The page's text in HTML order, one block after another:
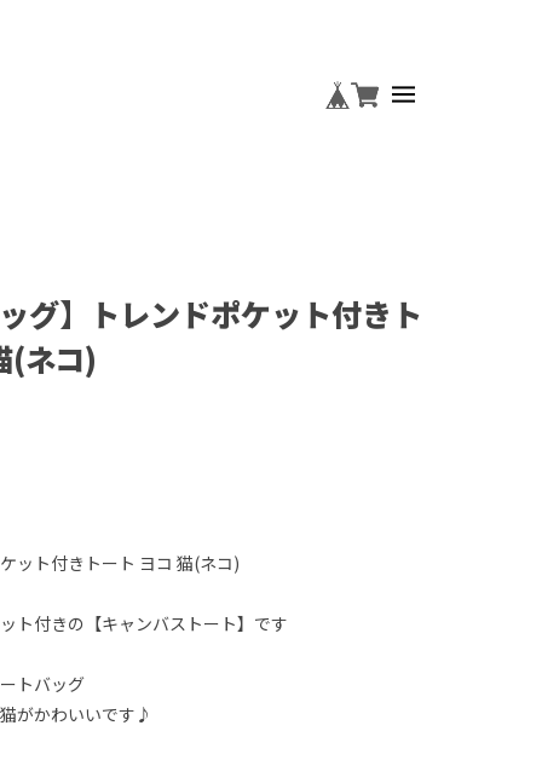
グ】トレンドポケット付きト
(ネコ)
ット付きトート ヨコ 猫(ネコ)
ト付きの【キャンバストート】です
トバッグ
がかわいいです♪